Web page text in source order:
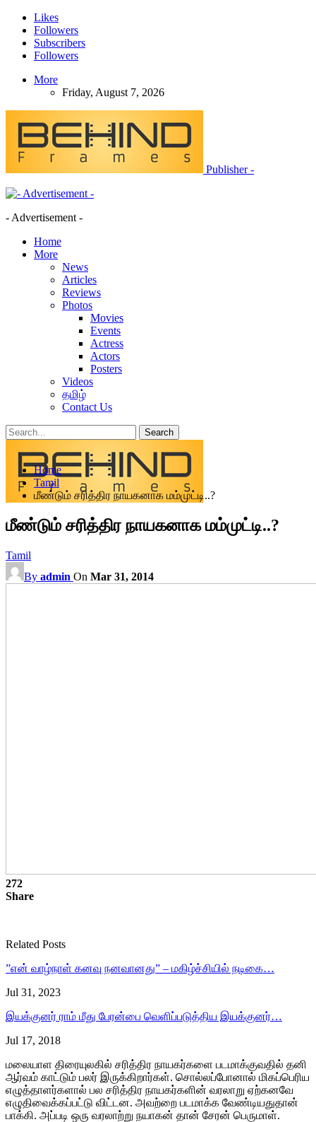
Likes
Followers
Subscribers
Followers
More
Friday, August 7, 2026
Publisher -
- Advertisement -
Home
More
News
Articles
Reviews
Photos
Movies
Events
Actress
Actors
Posters
Videos
தமிழ்
Contact Us
Categories
Tags Home
Tamil
மீண்டும் சரித்திர நாயகனாக மம்முட்டி..?
மீண்டும் சரித்திர நாயகனாக மம்முட்டி..?
Tamil
By admin On Mar 31, 2014
272
Share
Related Posts
”என் வாழ்நாள் கனவு நனவானது” – மகிழ்ச்சியில் நடிகை…
Jul 31, 2023
இயக்குனர் ராம் மீது பேரன்பை வெளிப்படுத்திய இயக்குனர்…
Jul 17, 2018
மலையாள திரையுலகில் சரித்திர நாயகர்களை படமாக்குவதில் தனி
ஆர்வம் காட்டும் பலர் இருக்கிறார்கள். சொல்லப்போனால் மிகப்பெரிய
எழுத்தாளர்களால் பல சரித்திர நாயகர்களின் வரலாறு ஏற்கனவே
எழுதிவைக்கப்பட்டு விட்டன. அவற்றை படமாக்க வேண்டியதுதான்
பாக்கி. அப்படி ஒரு வரலாற்று நயாகன் தான் சேரன் பெருமாள்.